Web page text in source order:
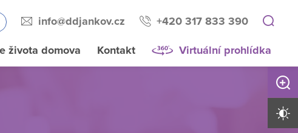
info@ddjankov.cz +420 317 833 390
života domova Kontakt Virtuální prohlídka